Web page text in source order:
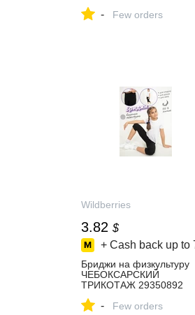
интернет‑магазине
- Few orders
Wildberries
3.82 $
+ Cash back up to
Бриджи на физкультуру
ЧЕБОКСАРСКИЙ
ТРИКОТАЖ 29350892
интернет‑магазине
- Few orders